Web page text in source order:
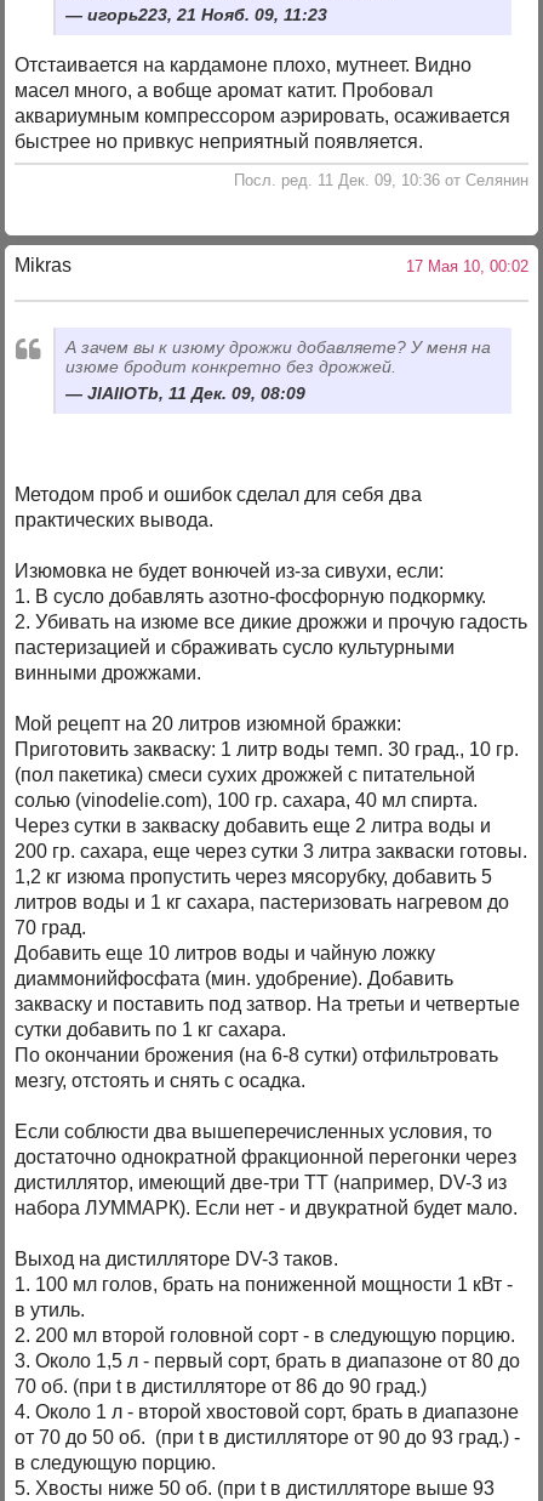
игорь223, 21 Нояб. 09, 11:23
Отстаивается на кардамоне плохо, мутнеет. Видно
масел много, а вобще аромат катит. Пробовал
аквариумным компрессором аэрировать, осаживается
быстрее но привкус неприятный появляется.
Посл. ред. 11 Дек. 09, 10:36 от Селянин
Mikras 17 Мая 10, 00:02
А зачем вы к изюму дрожжи добавляете? У меня на
изюме бродит конкретно без дрожжей.
JIAIIOTb, 11 Дек. 09, 08:09
Методом проб и ошибок сделал для себя два
практических вывода.
Изюмовка не будет вонючей из-за сивухи, если:
1. В сусло добавлять азотно-фосфорную подкормку.
2. Убивать на изюме все дикие дрожжи и прочую гадость
пастеризацией и сбраживать сусло культурными
винными дрожжами.
Мой рецепт на 20 литров изюмной бражки:
Приготовить закваску: 1 литр воды темп. 30 град., 10 гр.
(пол пакетика) смеси сухих дрожжей с питательной
солью (vinodelie.com), 100 гр. сахара, 40 мл спирта.
Через сутки в закваску добавить еще 2 литра воды и
200 гр. сахара, еще через сутки 3 литра закваски готовы.
1,2 кг изюма пропустить через мясорубку, добавить 5
литров воды и 1 кг сахара, пастеризовать нагревом до
70 град.
Добавить еще 10 литров воды и чайную ложку
диаммонийфосфата (мин. удобрение). Добавить
закваску и поставить под затвор. На третьи и четвертые
сутки добавить по 1 кг сахара.
По окончании брожения (на 6-8 сутки) отфильтровать
мезгу, отстоять и снять с осадка.
Если соблюсти два вышеперечисленных условия, то
достаточно однократной фракционной перегонки через
дистиллятор, имеющий две-три ТТ (например, DV-3 из
набора ЛУММАРК). Если нет - и двукратной будет мало.
Выход на дистилляторе DV-3 таков.
1. 100 мл голов, брать на пониженной мощности 1 кВт -
в утиль.
2. 200 мл второй головной сорт - в следующую порцию.
3. Около 1,5 л - первый сорт, брать в диапазоне от 80 до
70 об. (при t в дистилляторе от 86 до 90 град.)
4. Около 1 л - второй хвостовой сорт, брать в диапазоне
от 70 до 50 об. (при t в дистилляторе от 90 до 93 град.) -
в следующую порцию.
5. Хвосты ниже 50 об. (при t в дистилляторе выше 93